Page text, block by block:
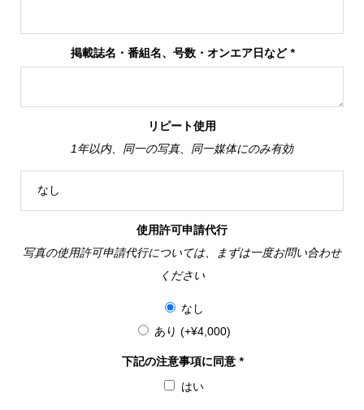
掲載誌名・番組名、号数・オンエア日など*
リピート使用
1年以内、同一の写真、同一媒体にのみ有効
使用許可申請代行
写真の使用許可申請代行については、まずは一度お問い合わせ
ください
なし
あり (+¥4,000)
下記の注意事項に同意 *
はい